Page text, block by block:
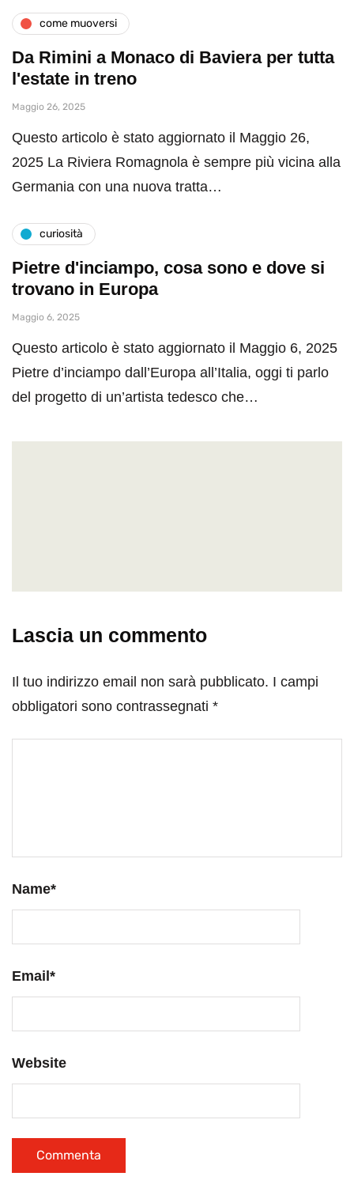
come muoversi
Da Rimini a Monaco di Baviera per tutta
l'estate in treno
Maggio 26, 2025
Questo articolo è stato aggiornato il Maggio 26,
2025 La Riviera Romagnola è sempre più vicina alla
Germania con una nuova tratta…
curiosità
Pietre d'inciampo, cosa sono e dove si
trovano in Europa
Maggio 6, 2025
Questo articolo è stato aggiornato il Maggio 6, 2025
Pietre d’inciampo dall’Europa all’Italia, oggi ti parlo
del progetto di un’artista tedesco che…
Lascia un commento
Il tuo indirizzo email non sarà pubblicato. I campi
obbligatori sono contrassegnati *
Name*
Email*
Website